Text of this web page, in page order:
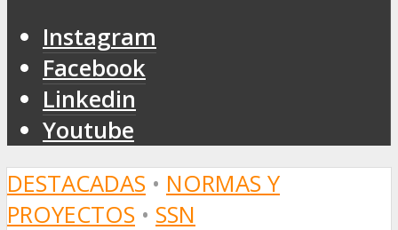
Instagram
Facebook
Linkedin
Youtube
DESTACADAS • NORMAS Y
PROYECTOS • SSN